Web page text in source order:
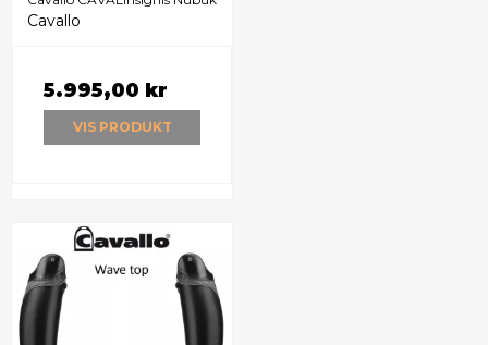
Cavallo
5.995,00 kr
VIS PRODUKT